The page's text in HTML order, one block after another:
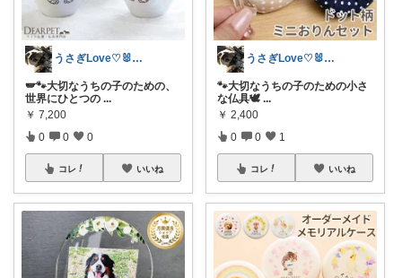
うさぎLove♡🐰みーちゃん🐰
🪽🐾大切なうちの子のための、
世界にひとつの ...
￥ 7,200
0 0 0
コレ いいね
うさぎLove♡🐰みーちゃん🐰
🐾大切なうちの子のための小さ
な仏具🕊️ ...
￥ 2,400
0 0 1
コレ いいね